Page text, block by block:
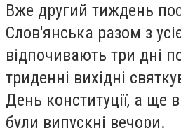
Вже другий тиждень
Слов'янська разом з
відпочивають три дні
триденні вихідні
День конституції, а ще
були випускні вечори.